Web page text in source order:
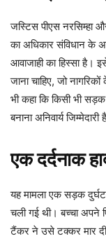
जस्टिस पीएस नरसिम्हा
का अधिकार संविधान के
आवाजाही का हिस्सा
जाना चाहिए, जो
भी कहा कि किसी भी
बनाना अनिवार्य
एक दर्दनाक
यह मामला एक सड़क
चली गई थी। बच्चा अपने
टैंकर ने उसे टक्कर मार